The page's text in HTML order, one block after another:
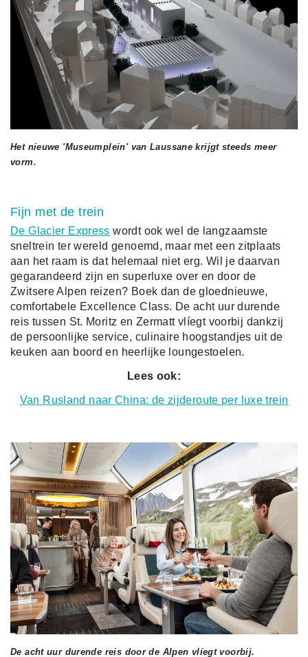
Het nieuwe 'Museumplein' van Laussane krijgt steeds meer
vorm.
Fijn met de trein
De Glacier Express wordt ook wel de langzaamste
sneltrein ter wereld genoemd, maar met een zitplaats
aan het raam is dat helemaal niet erg. Wil je daarvan
gegarandeerd zijn en superluxe over en door de
Zwitsere Alpen reizen? Boek dan de gloednieuwe,
comfortabele Excellence Class. De acht uur durende
reis tussen St. Moritz en Zermatt vlíegt voorbij dankzij
de persoonlijke service, culinaire hoogstandjes uit de
keuken aan boord en heerlijke loungestoelen.
Lees ook:
Van Rusland naar China: de zijderoute per luxe trein
De acht uur durende reis door de Alpen vlíegt voorbij.